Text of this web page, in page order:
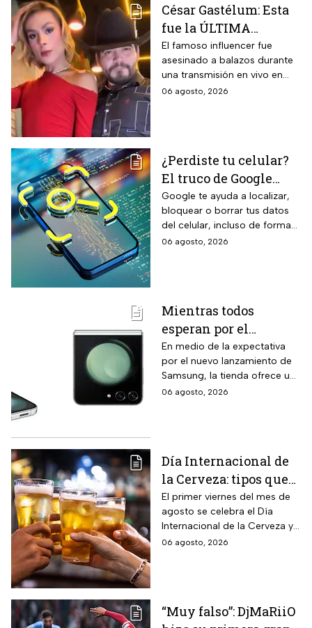
térmicas frente al frío y calor,
reducción del paso de ruidos
exteriores y aplicación directa
mediante cepillo de ixtle sin
necesidad de tela de refuerzo
César Gastélum: Esta
fue la ÚLTIMA
publicación del
influencer en redes
sociales: “La cita
fresita” | VIDEO
El famoso influencer fue
asesinado a balazos durante
una transmisión en vivo en
calles del municipio de
06 agosto, 2026
¿Perdiste tu celular?
El truco de Google
para localizarlo y
proteger tus datos
Google te ayuda a localizar,
bloquear o borrar tus datos
del celular, incluso de forma
remota; debes tener activada
06 agosto, 2026
Mientras todos
esperan por el
Samsung Z Flip8,
Liverpool rebaja y
remata el Galaxy Z
Flip5 de 256GB a tres
En medio de la expectativa
por el nuevo lanzamiento de
Samsung, la tienda ofrece un
modelo anterior a un precio
06 agosto, 2026
Día Internacional de
la Cerveza: tipos que
hay con base en su
sabor y fermentación
El primer viernes del mes de
agosto se celebra el Día
Internacional de la Cerveza y
si quieres celebrarlo
06 agosto, 2026
“Muy falso”: DjMaRiiO